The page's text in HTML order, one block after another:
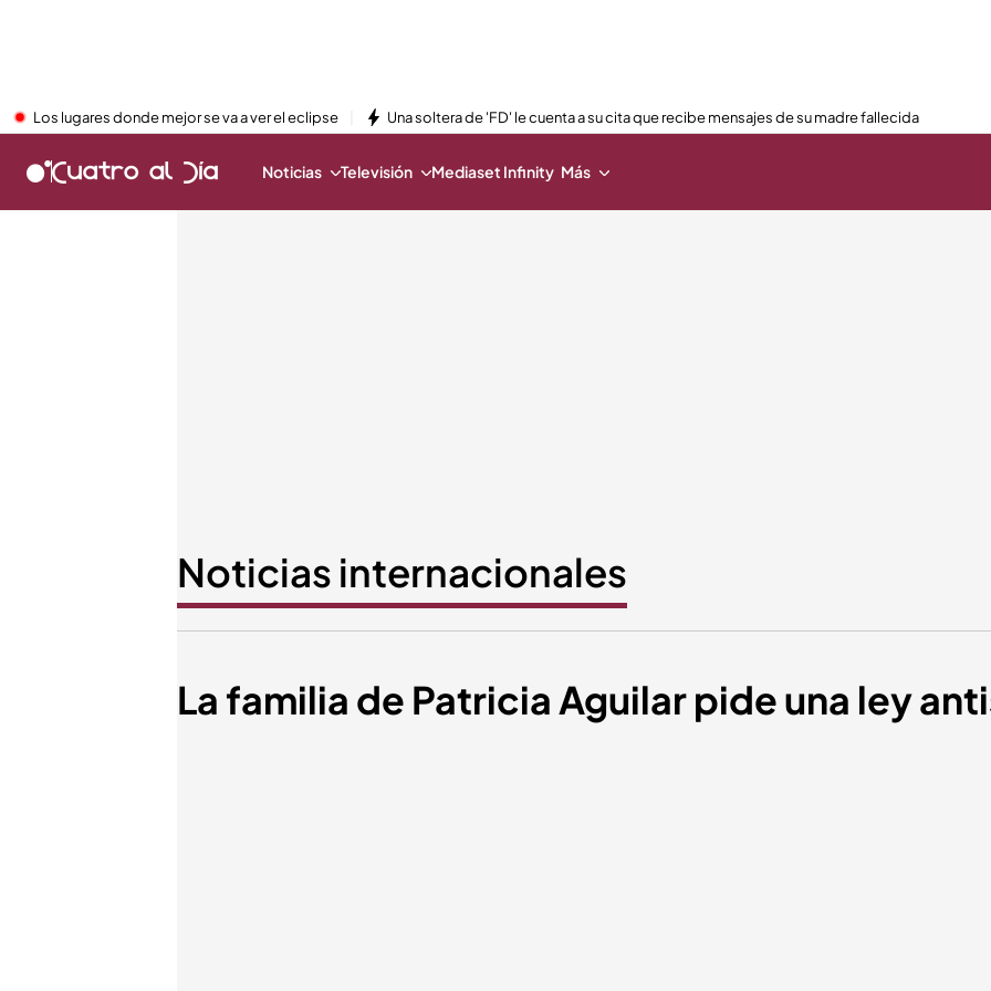
Los lugares donde mejor se va a ver el eclipse Una soltera de 'FD' le cuenta a su cita que recibe mensajes de su madre fallecida
Noticias Televisión Mediaset Infinity Más
Noticias internacionales
La familia de Patricia Aguilar pide una ley